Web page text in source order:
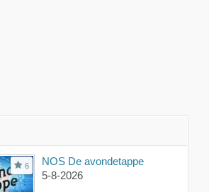
6
NOS De avondetappe
5-8-2026